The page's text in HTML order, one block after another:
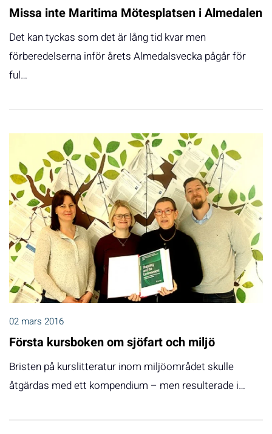
Missa inte Maritima Mötesplatsen i Almedalen
Det kan tyckas som det är lång tid kvar men
förberedelserna inför årets Almedalsvecka pågår för
ful…
02 mars 2016
Första kursboken om sjöfart och miljö
Bristen på kurslitteratur inom miljöområdet skulle
åtgärdas med ett kompendium – men resulterade i…